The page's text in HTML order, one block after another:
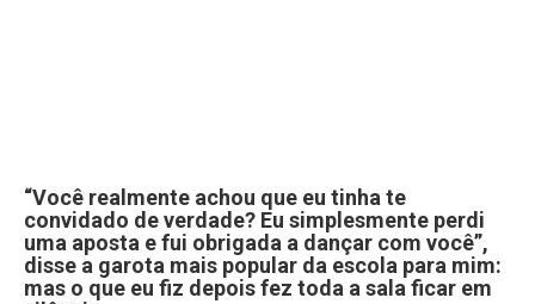
“Você realmente achou que eu tinha te
convidado de verdade? Eu simplesmente perdi
uma aposta e fui obrigada a dançar com você”,
disse a garota mais popular da escola para mim:
mas o que eu fiz depois fez toda a sala ficar em